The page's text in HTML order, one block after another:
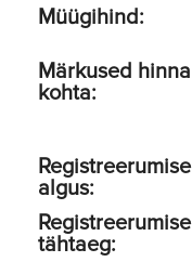
Müügihind:
Märkused hinna
kohta:
Registreerumise
algus:
Registreerumise
tähtaeg: